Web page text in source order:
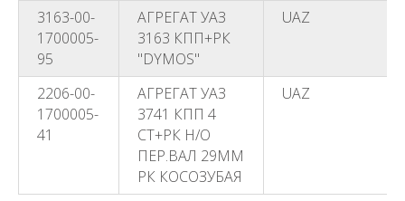
3163-00-
1700005-
95
АГРЕГАТ УАЗ
3163 КПП+РК
"DYMOS"
UAZ
2206-00-
1700005-
41
АГРЕГАТ УАЗ
3741 КПП 4
СТ+РК Н/О
ПЕР.ВАЛ 29ММ
РК КОСОЗУБАЯ
UAZ